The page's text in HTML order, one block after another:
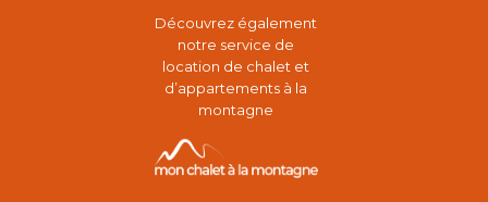
Découvrez également
notre service de
location de chalet et
d’appartements à la
montagne